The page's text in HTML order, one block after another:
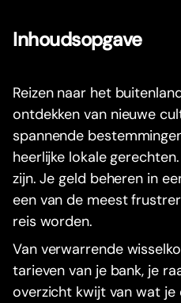
Inhoudsopgave
Reizen naar het
ontdekken van nieuwe
spannende
heerlijke lokale
zijn. Je geld beheren in
een van de meest
reis worden.
Van verwarrende
tarieven van je bank, je
overzicht kwijt van wat je